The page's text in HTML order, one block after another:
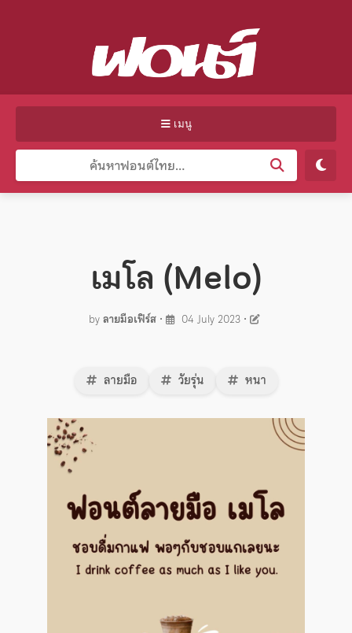
เมนู
เมโล (Melo)
byลายมือเฟิร์ส• 04 July 2023•
ลายมือ วัยรุ่น หนา